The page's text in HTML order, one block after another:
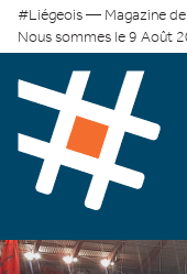
#Liégeois — Magazine
Nous sommes le 9 Août